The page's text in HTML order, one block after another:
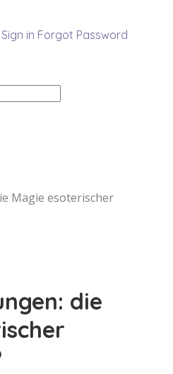
in Forgot Password
Magie esoterischer
die